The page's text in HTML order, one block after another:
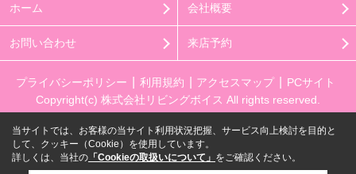
ホーム 会社概要
お問い合わせ 来店予約
プライバシーポリシー 利用規約 アクセスマップ
PCサイト
Copyright(c) 株式会社リビングボイス All rights reserved.
当サイトでは、お客様の当サイト利用状況把握、サービス向上検討を目的と
して、クッキー（Cookie）を使用しています。
詳しくは、当社の 「Cookieの取扱いについて」 をご確認ください。